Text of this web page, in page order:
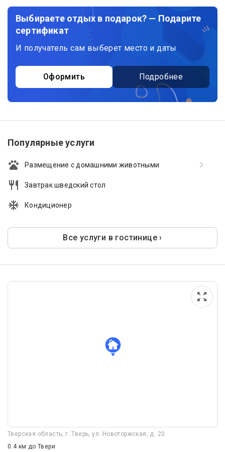
Выбираете отдых в подарок? — Подарите
сертификат
И получатель сам выберет место и даты
Оформить Подробнее
Популярные услуги
Размещение с домашними животными
Завтрак шведский стол
Кондиционер
Все услуги в гостинице ›
Тверская область, г. Тверь, ул. Новоторжская, д. 20
0.4 км до Твери